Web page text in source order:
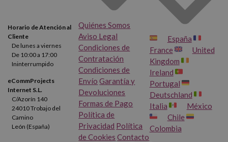
Horario de Atención al
Cliente
De lunes a viernes
De 10:00 a 17:00
Ininterrumpido
eCommProjects
Internet S.L.
C/Azorín 140
24010 Trobajo del
Camino
León (España)
Quiénes Somos
Aviso Legal
Condiciones de
Contratación
Condiciones de
Envío Garantía y
Devoluciones
Formas de Pago
Política de
Privacidad Política
de Cookies Contacto
España
France
United
Kingdom
Ireland
Portugal
Deutschland
Italia
México
Chile
Colombia